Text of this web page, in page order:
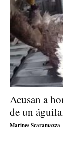
Acusan a
de un
Marines Scaramazza